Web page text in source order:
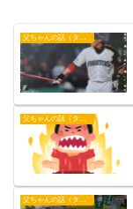
父ちゃんの話（タイガース）